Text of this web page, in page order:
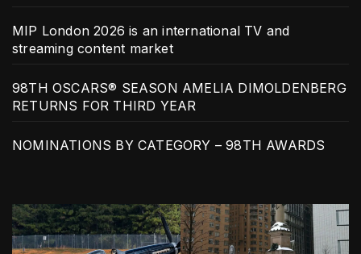
MIP London 2026 is an international TV and
streaming content market
98TH OSCARS® SEASON AMELIA DIMOLDENBERG
RETURNS FOR THIRD YEAR
NOMINATIONS BY CATEGORY – 98TH AWARDS